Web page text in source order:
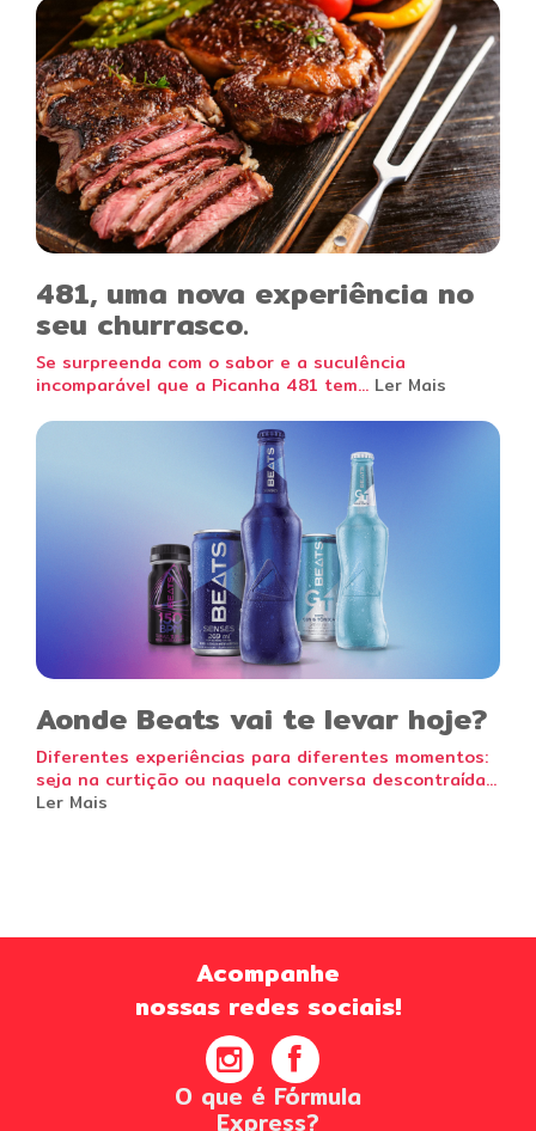
481, uma nova experiência no
seu churrasco.
Se surpreenda com o sabor e a suculência
incomparável que a Picanha 481 tem... Ler Mais
Aonde Beats vai te levar hoje?
Diferentes experiências para diferentes momentos:
seja na curtição ou naquela conversa descontraída...
Ler Mais
Acompanhe
nossas redes sociais!
O que é Fórmula
Express?